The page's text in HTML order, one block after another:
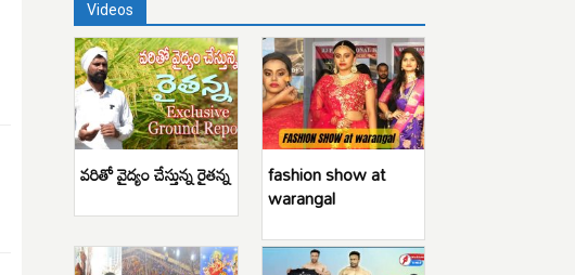
Videos
వరితో వైద్యం చేస్తున్న రైతన్న fashion show at
warangal